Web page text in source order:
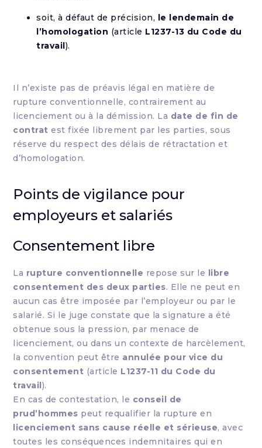
soit, à défaut de précision, le lendemain de
l’homologation (article L1237-13 du Code du
travail).
Il n’existe pas de préavis légal en matière de
rupture conventionnelle, contrairement au
licenciement ou à la démission. La date de fin de
contrat est fixée librement par les parties, sous
réserve du respect des délais de rétractation et
d’homologation.
Points de vigilance pour
employeurs et salariés
Consentement libre
La rupture conventionnelle repose sur le libre
consentement des deux parties. Elle ne peut en
aucun cas être imposée par l’employeur ou par le
salarié. Si le juge constate que la signature a été
obtenue sous la pression, par menace de
licenciement, ou dans un contexte de harcèlement,
la convention peut être annulée pour vice du
consentement (article L1237-11 du Code du
travail).
En cas de contestation, le conseil de
prud’hommes peut requalifier la rupture en
licenciement sans cause réelle et sérieuse, avec
toutes les conséquences indemnitaires qui en